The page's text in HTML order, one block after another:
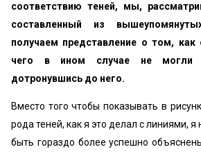
соответствию теней, мы,
составленный из
получаем представление о том, как
чего в ином случае не могли
дотронувшись до него.
Вместо того чтобы показывать в
рода теней, как я это делал с линиями, я
быть гораздо более успешно